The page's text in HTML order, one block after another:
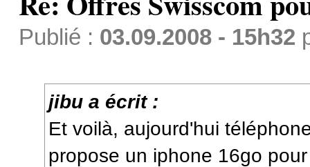
Publié : 03.09.2008 - 15h32
jibu a écrit :
Et voilà, aujourd'hui
propose un iphone 16go